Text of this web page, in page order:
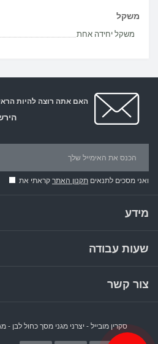
משקל
משקל יחידה אחת
האם אתה רוצה להיות
ואני מסכים לתנאים תקנון האתרקראתי את
מידע
שעות עבודה
צור קשר
סקרין מובייל - יצרני מגני מסך כחול לבן -